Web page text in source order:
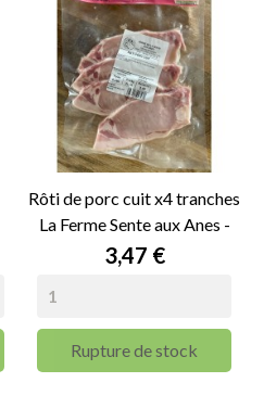
Rôti de porc cuit x4 tranches
La Ferme Sente aux Anes -
160g
Prix
3,47 €
Rupture de stock